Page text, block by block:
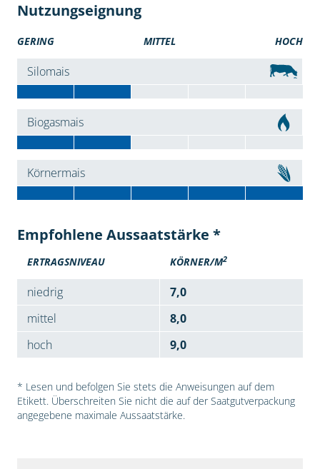
Nutzungseignung
GERING MITTEL HOCH
Silomais
Biogasmais
Körnermais
Empfohlene Aussaatstärke *
ERTRAGSNIVEAU KÖRNER/M2
niedrig
7,0
mittel
8,0
hoch
9,0
* Lesen und befolgen Sie stets die Anweisungen auf dem
Etikett. Überschreiten Sie nicht die auf der Saatgutverpackung
angegebene maximale Aussaatstärke.